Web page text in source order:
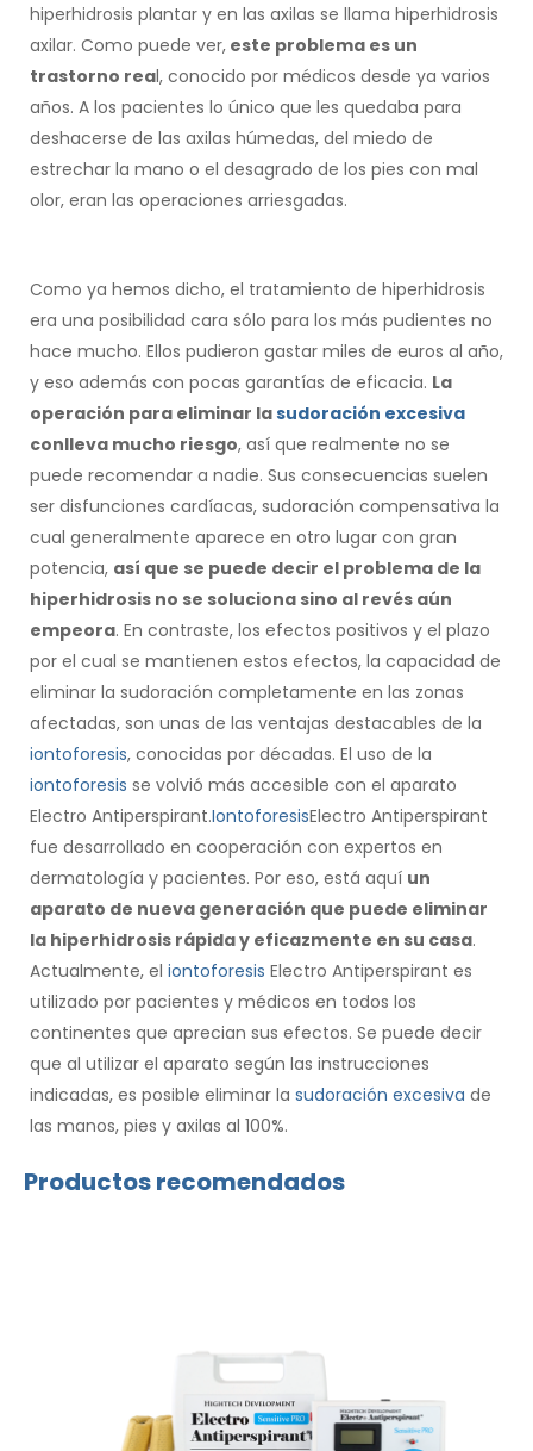
hiperhidrosis plantar y en las axilas se llama hiperhidrosis
axilar. Como puede ver, este problema es un
trastorno real, conocido por médicos desde ya varios
años. A los pacientes lo único que les quedaba para
deshacerse de las axilas húmedas, del miedo de
estrechar la mano o el desagrado de los pies con mal
olor, eran las operaciones arriesgadas.
Como ya hemos dicho, el tratamiento de hiperhidrosis
era una posibilidad cara sólo para los más pudientes no
hace mucho. Ellos pudieron gastar miles de euros al año,
y eso además con pocas garantías de eficacia. La
operación para eliminar lasudoración excesiva
conlleva mucho riesgo, así que realmente no se
puede recomendar a nadie. Sus consecuencias suelen
ser disfunciones cardíacas, sudoración compensativa la
cual generalmente aparece en otro lugar con gran
potencia, así que se puede decir el problema de la
hiperhidrosis no se soluciona sino al revés aún
empeora. En contraste, los efectos positivos y el plazo
por el cual se mantienen estos efectos, la capacidad de
eliminar la sudoración completamente en las zonas
afectadas, son unas de las ventajas destacables de la
iontoforesis, conocidas por décadas. El uso de la
iontoforesis se volvió más accesible con el aparato
Electro Antiperspirant.IontoforesisElectro Antiperspirant
fue desarrollado en cooperación con expertos en
dermatología y pacientes. Por eso, está aquí un
aparato de nueva generación que puede eliminar
la hiperhidrosis rápida y eficazmente en su casa.
Actualmente, el iontoforesis Electro Antiperspirant es
utilizado por pacientes y médicos en todos los
continentes que aprecian sus efectos. Se puede decir
que al utilizar el aparato según las instrucciones
indicadas, es posible eliminar la sudoración excesiva de
las manos, pies y axilas al 100%.
Productos recomendados